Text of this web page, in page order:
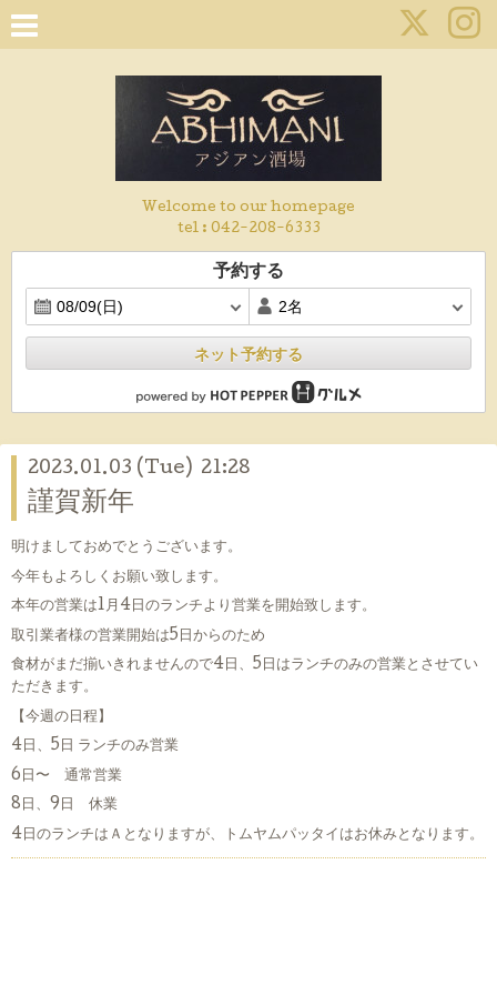
Welcome to our homepage
tel : 042-208-6333
予約する
ネット予約する
2023.01.03 (Tue) 21:28
謹賀新年
明けましておめでとうございます。
今年もよろしくお願い致します。
本年の営業は1月4日のランチより営業を開始致します。
取引業者様の営業開始は5日からのため
食材がまだ揃いきれませんので4日、5日はランチのみの営業とさせてい
ただきます。
【今週の日程】
4日、5日 ランチのみ営業
6日〜 通常営業
8日、9日 休業
4日のランチはＡとなりますが、トムヤムパッタイはお休みとなります。